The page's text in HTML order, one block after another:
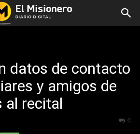
datos de contacto
y amigos de
al recital
0